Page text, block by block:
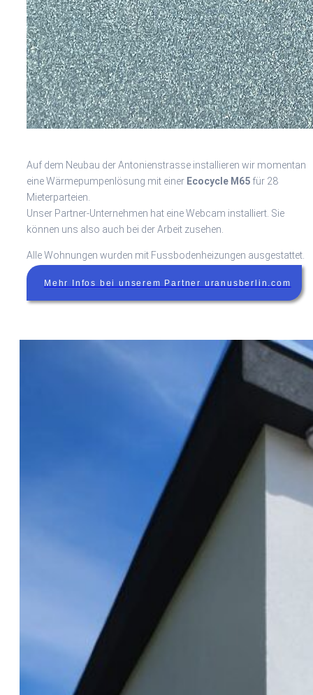
Auf dem Neubau der Antonienstrasse installieren wir momentan
eine Wärmepumpenlösung mit einerEcocycle M65für 28
Mieterparteien.
Unser Partner-Unternehmen hat eine Webcam installiert. Sie
können uns also auch bei der Arbeit zusehen.
Alle Wohnungen wurden mit Fussbodenheizungen ausgestattet.
Mehr Infos bei unserem Partner uranusberlin.com